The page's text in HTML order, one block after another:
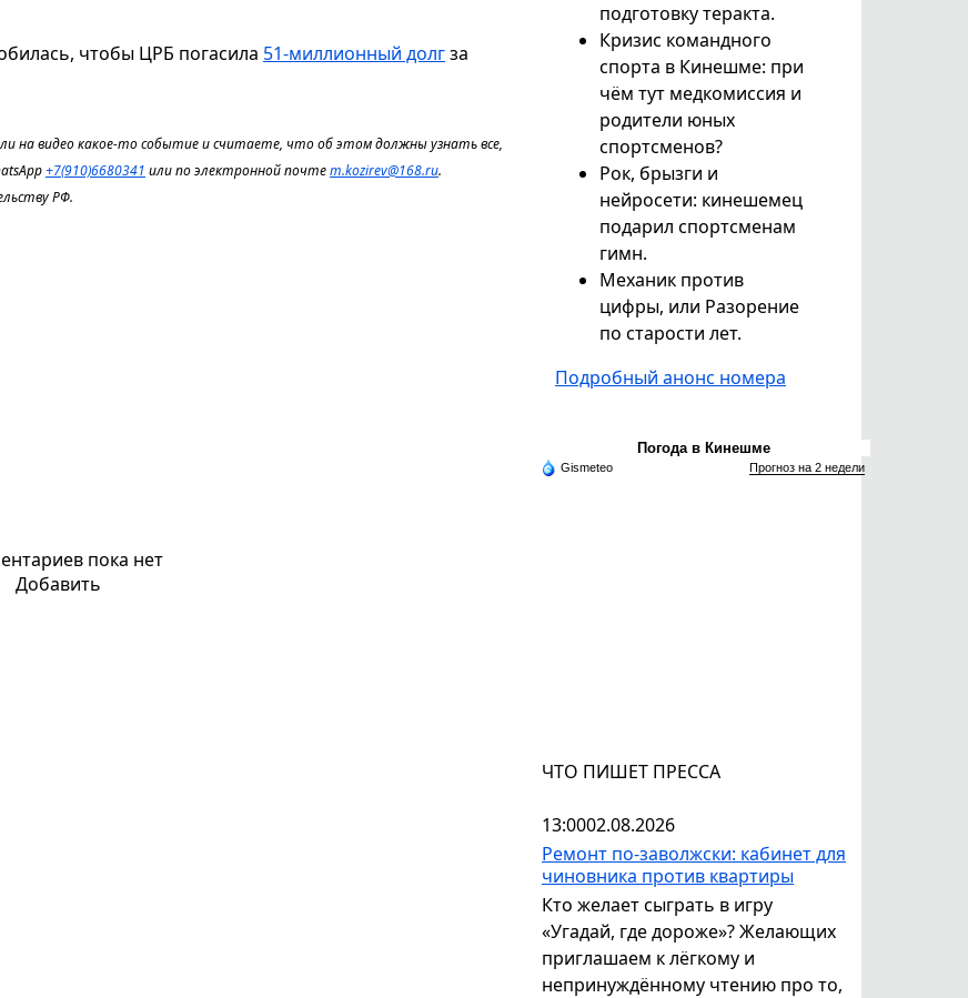
ЧТО ПИШЕТ ПРЕССА
13:0002.08.2026
Ремонт по-заволжски: кабинет для
чиновника против квартиры
Кто желает сыграть в игру
«Угадай, где дороже»? Желающих
приглашаем к лёгкому и
непринуждённому чтению про то,
чтобы ЦРБ погасила 51-миллионный долгза
на видео какое-то событие и считаете, что об этом должны узнать все,
+7(910)6680341 или по электронной почтеm.kozirev@168.ru.
РФ.
пока нет
Добавить
подготовку теракта.
Кризис командного
спорта в Кинешме: при
чём тут медкомиссия и
родители юных
спортсменов?
Рок, брызги и
нейросети: кинешемец
подарил спортсменам
гимн.
Механик против
цифры, или Разорение
по старости лет.
Подробный анонс номера
Погода в Кинешме
Gismeteo Прогноз на 2 недели